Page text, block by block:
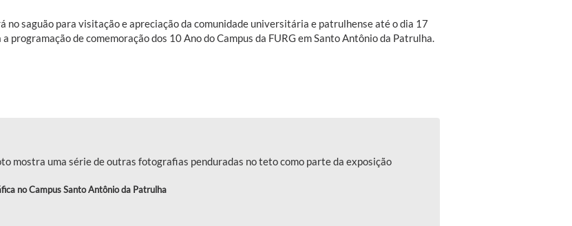
no saguão para visitação e apreciação da comunidade universitária e patrulhense até o dia 17
programação de comemoração dos 10 Ano do Campus da FURG em Santo Antônio da Patrulha.
no Campus Santo Antônio da Patrulha